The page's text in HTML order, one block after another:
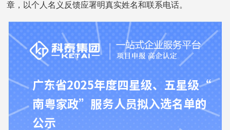
章，以个人名义反馈应署明真实姓名和联系电话。